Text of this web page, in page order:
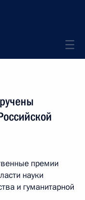
премии
науки
и гуманитарной